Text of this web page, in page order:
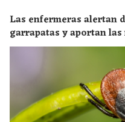
Las enfermeras alertan
garrapatas y aportan
evitar las